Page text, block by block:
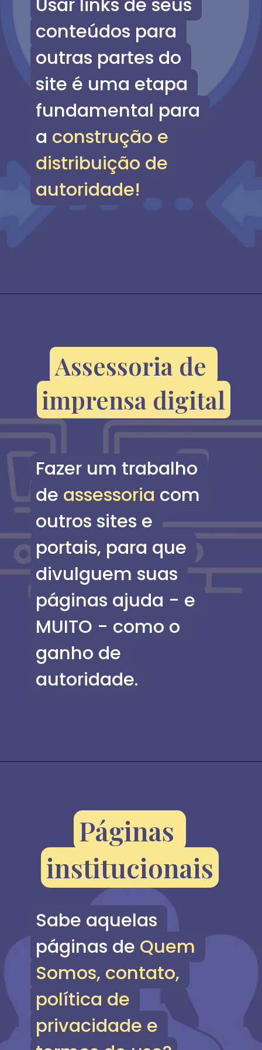
Usar links de seus
conteúdos para
outras partes do
site é uma etapa
fundamental para
a construção e
distribuição de
autoridade!
Usar links de seus
conteúdos para
outras partes do
site é uma etapa
fundamental para
a construção e
distribuição de
autoridade!
Assessoria de
imprensa digital
Assessoria de
imprensa digital
Fazer um trabalho
de assessoria com
outros sites e
portais, para que
divulguem suas
páginas ajuda - e
MUITO - como o
ganho de
autoridade.
Fazer um trabalho
de assessoria com
outros sites e
portais, para que
divulguem suas
páginas ajuda - e
MUITO - como o
ganho de
autoridade.
Páginas
institucionais
Páginas
institucionais
Sabe aquelas
páginas de Quem
Somos, contato,
política de
privacidade e
Sabe aquelas
páginas de Quem
Somos, contato,
política de
privacidade e